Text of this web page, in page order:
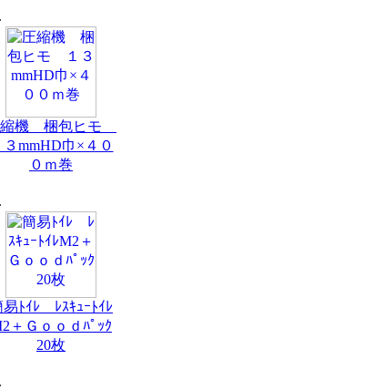
縮機 梱包ヒモ
３mmHD巾×４０
０ｍ巻
易ﾄｲﾚ ﾚｽｷｭｰﾄｲﾚ
＋Ｇｏｏｄﾊﾟｯｸ
20枚